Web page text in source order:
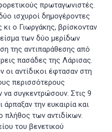
πρωταγωνιστές.
ισχυροί δημογέροντες
ο Γιωργάκης, βρίσκονταν
των δύο μερίδων
της αντιπαράθεσης από
πασάδες της Λάρισας.
αντίδικοι έφτασαν στη
περισσότερους
συγκεντρώσουν. Στις 9
την ευκαιρία και
πλήθος των αντιδίκων.
του βενετικού